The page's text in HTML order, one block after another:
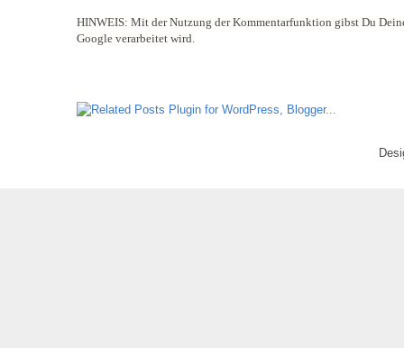
HINWEIS: Mit der Nutzung der Kommentarfunktion gibst Du
Google verarbeitet wird.